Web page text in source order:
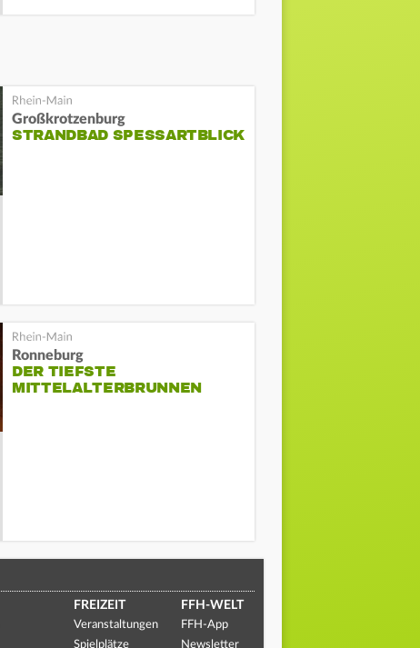
Großkrotzenburg
STRANDBAD SPESSARTBLICK
Ronneburg
DER TIEFSTE
MITTELALTERBRUNNEN
FREIZEIT
Veranstaltungen
Spielplätze
FFH-WELT
FFH-App
Newsletter